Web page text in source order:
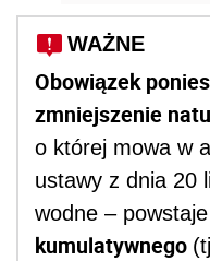
WAŻNE
Obowiązek
zmniejszenie
o której mowa w
ustawy z dnia 20
wodne –
kumulatywnego